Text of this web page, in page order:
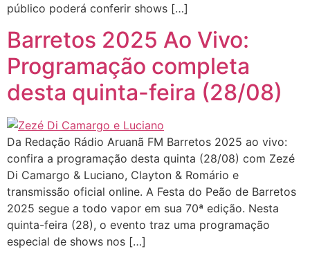
público poderá conferir shows […]
Barretos 2025 Ao Vivo:
Programação completa
desta quinta-feira (28/08)
Da Redação Rádio Aruanã FM Barretos 2025 ao vivo:
confira a programação desta quinta (28/08) com Zezé
Di Camargo & Luciano, Clayton & Romário e
transmissão oficial online. A Festa do Peão de Barretos
2025 segue a todo vapor em sua 70ª edição. Nesta
quinta-feira (28), o evento traz uma programação
especial de shows nos […]